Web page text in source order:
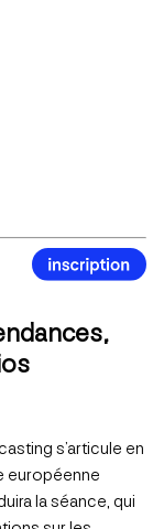
s’articule en
européenne
la séance, qui